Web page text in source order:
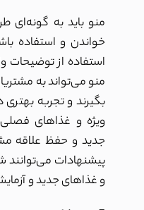
منو باید به گونه‌ای
خواندن و استفاده
استفاده از
منو می‌تواند به
بگیرند و تجربه بهتری
ویژه و غذاهای
جدید و حفظ علاقه
پیشنهادات
و غذاهای جدید و